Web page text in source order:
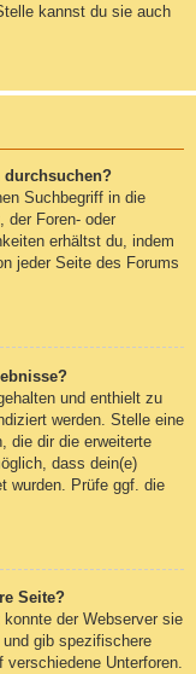
kannst du sie auch
durchsuchen?
Suchbegriff in die
der Foren- oder
erhältst du, indem
jeder Seite des Forums
und enthielt zu
werden. Stelle eine
die dir die erweiterte
dass dein(e)
wurden. Prüfe ggf. die
Seite?
der Webserver sie
gib spezifischere
Unterforen.